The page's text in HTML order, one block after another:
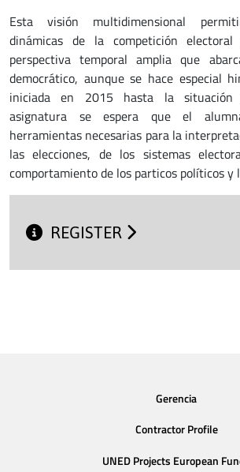
Esta visión multidimensional
dinámicas de la competición electoral
perspectiva temporal amplia que
democrático, aunque se hace especial
iniciada en 2015 hasta la situación
asignatura se espera que el
herramientas necesarias para la
las elecciones, de los sistemas
comportamiento de los particos políticos y
REGISTER
Gerencia
Contractor Profile
UNED Projects European